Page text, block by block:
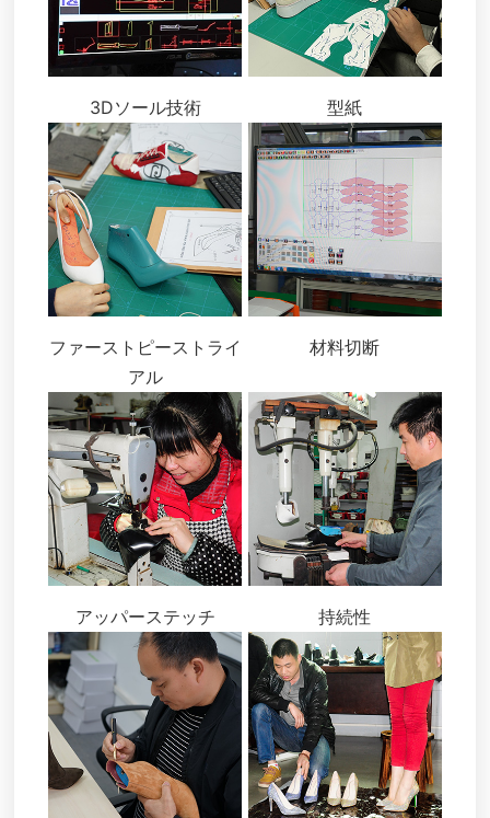
3Dソール技術 型紙
ファーストピーストライ
アル
材料切断
アッパーステッチ 持続性